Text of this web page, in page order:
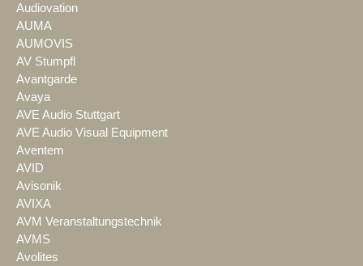
Audiovation
AUMA
AUMOVIS
AV Stumpfl
Avantgarde
Avaya
AVE Audio Stuttgart
AVE Audio Visual Equipment
Aventem
AVID
Avisonik
AVIXA
AVM Veranstaltungstechnik
AVMS
Avolites